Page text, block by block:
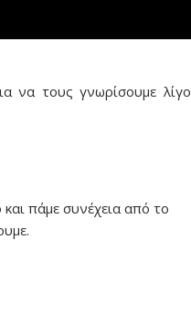
να τους γνωρίσουμε λίγο
πάμε συνέχεια από το